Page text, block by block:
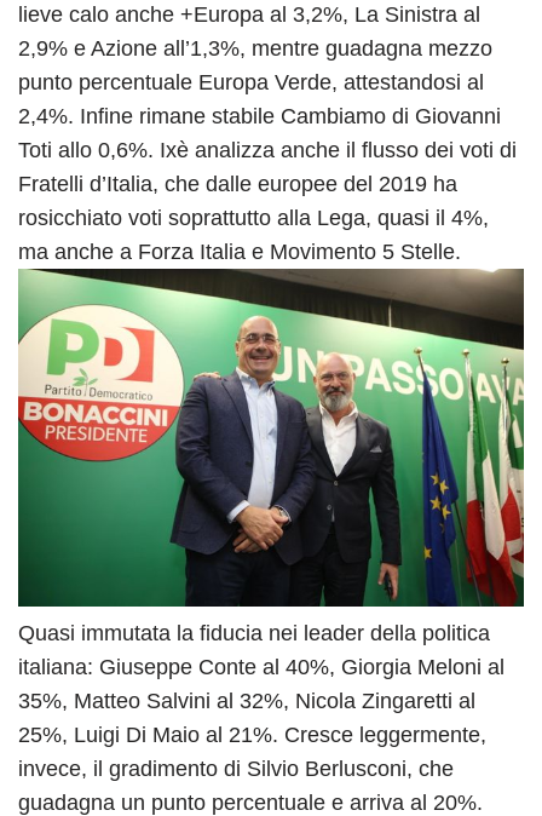
lieve calo anche +Europa al 3,2%, La Sinistra al
2,9% e Azione all’1,3%, mentre guadagna mezzo
punto percentuale Europa Verde, attestandosi al
2,4%. Infine rimane stabile Cambiamo di Giovanni
Toti allo 0,6%. Ixè analizza anche il flusso dei voti di
Fratelli d’Italia, che dalle europee del 2019 ha
rosicchiato voti soprattutto alla Lega, quasi il 4%,
ma anche a Forza Italia e Movimento 5 Stelle.
Quasi immutata la fiducia nei leader della politica
italiana: Giuseppe Conte al 40%, Giorgia Meloni al
35%, Matteo Salvini al 32%, Nicola Zingaretti al
25%, Luigi Di Maio al 21%. Cresce leggermente,
invece, il gradimento di Silvio Berlusconi, che
guadagna un punto percentuale e arriva al 20%.